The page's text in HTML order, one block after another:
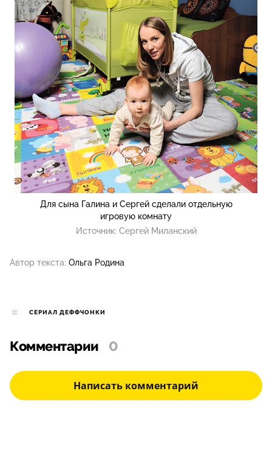
Для сына Галина и Сергей сделали отдельную
игровую комнату
Источник: Сергей Миланский
Автор текста: Ольга Родина
СЕРИАЛ ДЕФФЧОНКИ
Комментарии 0
Написать комментарий